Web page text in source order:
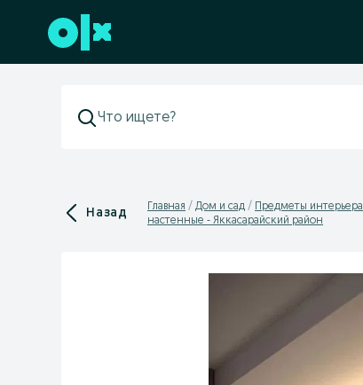
Перейти к нижнему колонтитулу
Назад Главная Дом и сад Предметы интерьера
настенные - Яккасарайский район